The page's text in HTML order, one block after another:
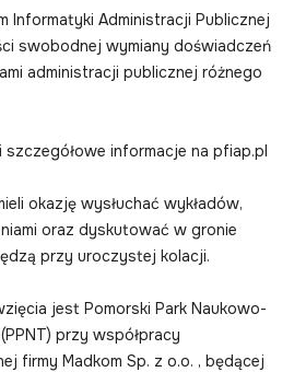
Informatyki Administracji Publicznej
swobodnej wymiany doświadczeń
administracji publicznej różnego
szczegółowe informacje na pfiap.pl
okazję wysłuchać wykładów,
oraz dyskutować w gronie
przy uroczystej kolacji.
jest Pomorski Park Naukowo-
przy współpracy
firmy Madkom Sp. z o.o. , będącej